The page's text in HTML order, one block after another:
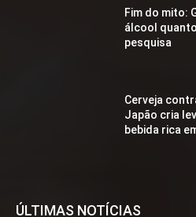
Fim do mito:
álcool
pesquisa
Cerveja
Japão cria
bebida rica
ÚLTIMAS NOTÍCIAS